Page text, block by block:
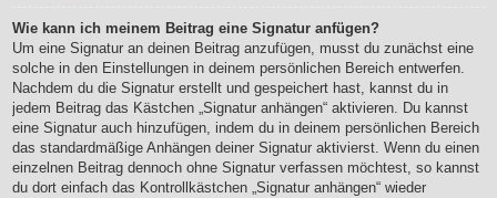
Wie kann ich meinem Beitrag eine Signatur anfügen?
Um eine Signatur an deinen Beitrag anzufügen, musst du zunächst eine
solche in den Einstellungen in deinem persönlichen Bereich entwerfen.
Nachdem du die Signatur erstellt und gespeichert hast, kannst du in
jedem Beitrag das Kästchen „Signatur anhängen“ aktivieren. Du kannst
eine Signatur auch hinzufügen, indem du in deinem persönlichen Bereich
das standardmäßige Anhängen deiner Signatur aktivierst. Wenn du einen
einzelnen Beitrag dennoch ohne Signatur verfassen möchtest, so kannst
du dort einfach das Kontrollkästchen „Signatur anhängen“ wieder